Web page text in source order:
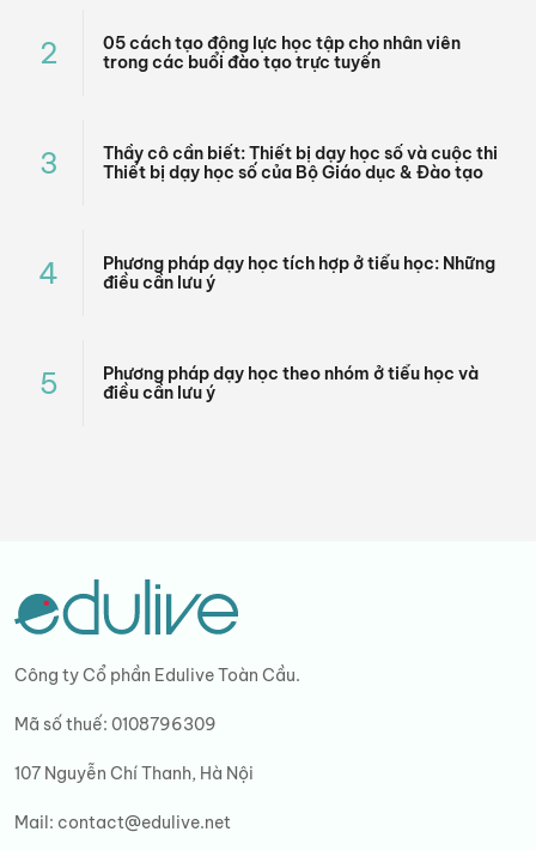
2
05 cách tạo động lực học tập cho nhân viên
trong các buổi đào tạo trực tuyến
3
Thầy cô cần biết: Thiết bị dạy học số và cuộc thi
Thiết bị dạy học số của Bộ Giáo dục & Đào tạo
4
Phương pháp dạy học tích hợp ở tiểu học: Những
điều cần lưu ý
5
Phương pháp dạy học theo nhóm ở tiểu học và
điều cần lưu ý
Công ty Cổ phần Edulive Toàn Cầu.
Mã số thuế: 0108796309
107 Nguyễn Chí Thanh, Hà Nội
Mail: contact@edulive.net